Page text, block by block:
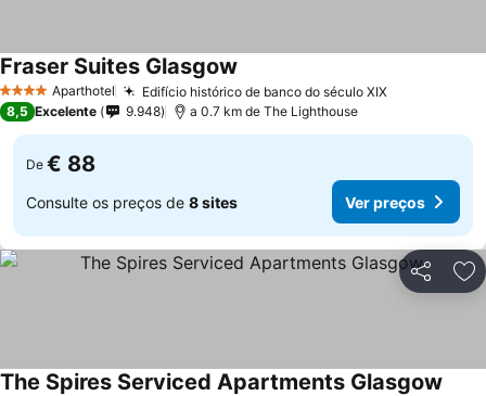
4 EstrelasAparthotel Edifício histórico de banco do século XIX
Fraser Suites Glasgow
8,5 Excelente 9.948 a 0.7 km de The Lighthouse
De € 88
Consulte os preços de 8 sites Ver preços
Partilhar
The Spires Serviced Apartments Glasgow